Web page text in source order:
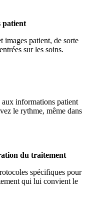
patient
images patient, de sorte
sur les soins.
informations patient
le rythme, même dans
du traitement
spécifiques pour
qui lui convient le